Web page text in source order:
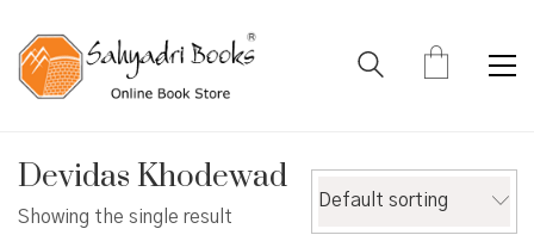
Devidas Khodewad
Showing the single result
Default sorting